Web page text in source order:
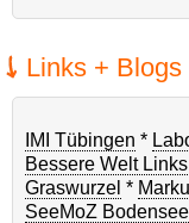
Links + Blogs
IMI Tübingen *
Bessere Welt Links
Graswurzel *
SeeMoZ Bodensee